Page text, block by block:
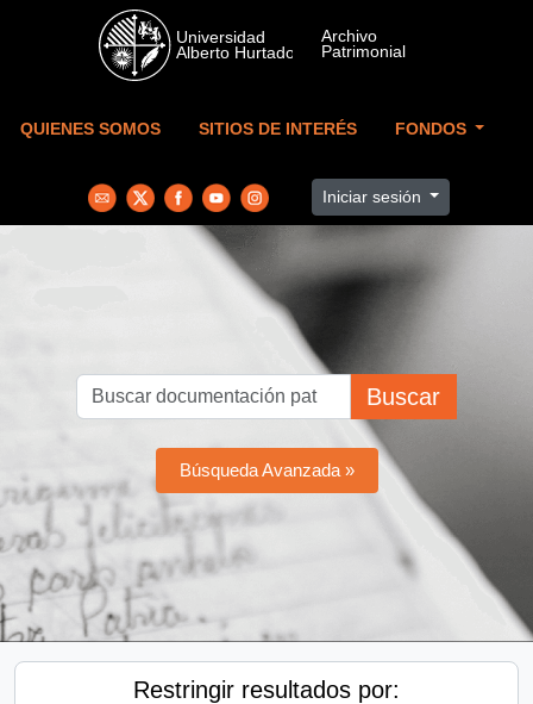
Skip to main content
QUIENES SOMOS SITIOS DE INTERÉS FONDOS
Iniciar sesión
Buscar
Búsqueda Avanzada »
Restringir resultados por: